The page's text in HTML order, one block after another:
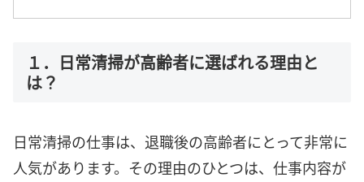
１．日常清掃が高齢者に選ばれる理由と
は？
日常清掃の仕事は、退職後の高齢者にとって非常に
人気があります。その理由のひとつは、仕事内容が